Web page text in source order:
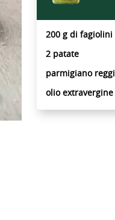
200 g di fagiolini
2 patate
parmigiano
olio